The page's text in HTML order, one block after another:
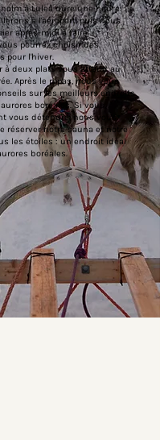
à Luleå dure une heure.
à l'aéroport, puis nous
après-midi à faire
pourrez choisir des
pour l'hiver.
à deux plats vous attend au
Après le repas, nous vous
sur les meilleurs endroits
boréales. Si vous
vous détendre, nous vous
réserver notre sauna et notre
les étoiles : un endroit idéal
boréales.